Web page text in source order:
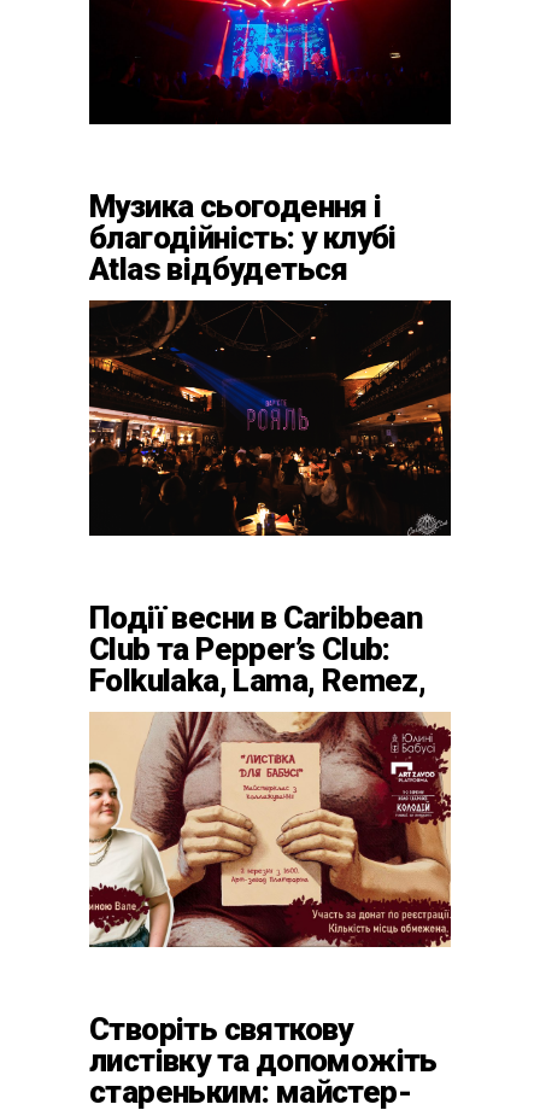
Музика сьогодення і
благодійність: у клубі
Atlas відбудеться
весняний «ГОМІН»
Події весни в Caribbean
Club та Pepper’s Club:
Folkulaka, Lama, Remez,
вар’єте «Рояль» і
триб’ют-шоу
Створіть святкову
листівку та допоможіть
стареньким: майстер-